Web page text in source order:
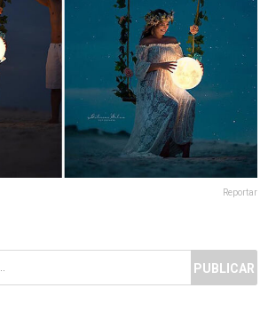
Reportar
PUBLICAR